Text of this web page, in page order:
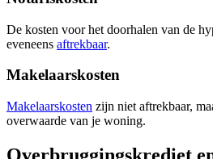
De kosten voor het doorhalen van de
eveneens aftrekbaar.
Makelaarskosten
Makelaarskosten zijn niet aftrekbaar,
overwaarde van je woning.